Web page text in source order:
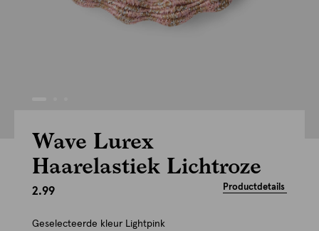
Wave Lurex
Haarelastiek Lichtroze
2.99 Productdetails
Geselecteerde kleur Lightpink